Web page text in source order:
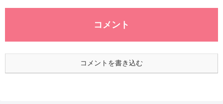
コメント
コメントを書き込む